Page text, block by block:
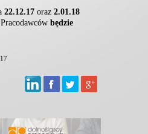
22.12.17 oraz 2.01.18
będzie